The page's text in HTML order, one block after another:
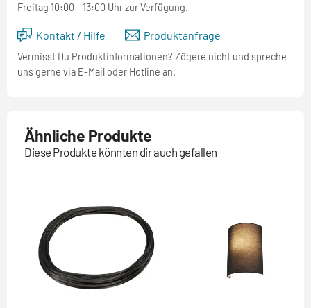
Freitag 10:00 - 13:00 Uhr zur Verfügung.
Kontakt / Hilfe Produktanfrage
Vermisst Du Produktinformationen? Zögere nicht und spreche
uns gerne via E-Mail oder Hotline an.
Ähnliche Produkte
Diese Produkte könnten dir auch gefallen